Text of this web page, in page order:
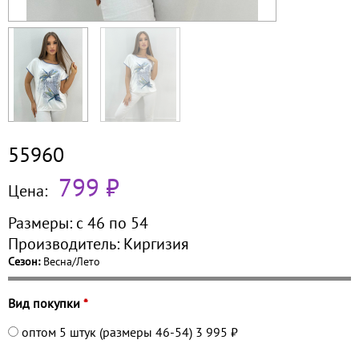
55960
Цена: 799 ₽
Размеры: с 46 по 54
Производитель: Киргизия
Сезон: Весна/Лето
Вид покупки *
оптом 5 штук (размеры 46-54) 3 995 ₽